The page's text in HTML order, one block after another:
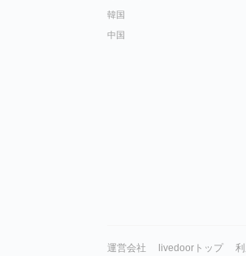
韓国
中国
運営会社 livedoorトップ